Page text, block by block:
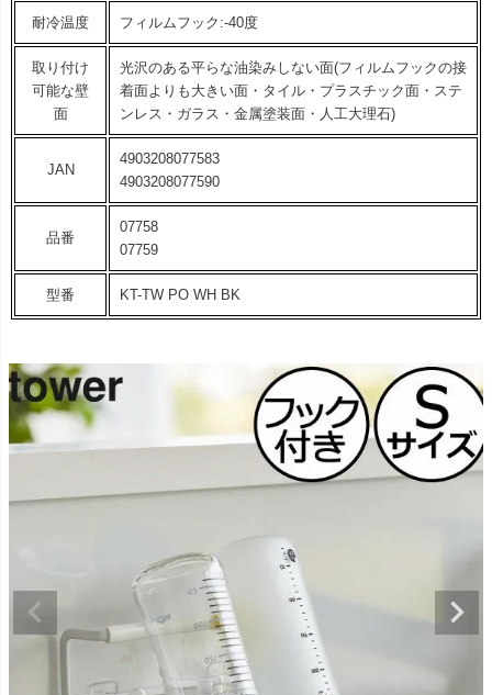
耐冷温度 フィルムフック:-40度
取り付け
可能な壁
面
光沢のある平らな油染みしない面(フィルムフックの接
着面よりも大きい面・タイル・プラスチック面・ステ
ンレス・ガラス・金属塗装面・人工大理石)
JAN
4903208077583
4903208077590
品番
07758
07759
型番 KT-TW PO WH BK